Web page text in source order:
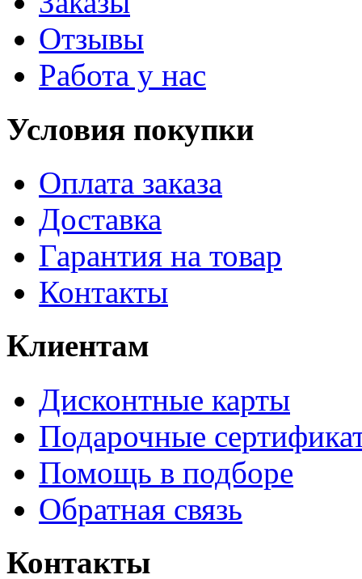
Отзывы
Работа у нас
Условия покупки
Оплата заказа
Доставка
Гарантия на товар
Контакты
Клиентам
Дисконтные карты
Подарочные
Помощь в подборе
Обратная связь
Контакты